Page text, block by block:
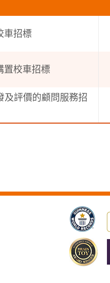
車招標
置校車招標
及評價的顧問服務招